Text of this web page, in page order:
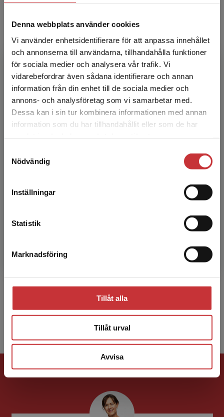
Denna webbplats använder cookies
Vi använder enhetsidentifierare för att anpassa innehållet
och annonserna till användarna, tillhandahålla funktioner
för sociala medier och analysera vår trafik. Vi
vidarebefordrar även sådana identifierare och annan
information från din enhet till de sociala medier och
annons- och analysföretag som vi samarbetar med.
Dessa kan i sin tur kombinera informationen med annan
information som du har tillhandahållit eller som de har
Nödvändig
Inställningar
Statistik
Marknadsföring
Tillåt alla
Tillåt urval
Avvisa
Begränsad fraktregion
Det verkar som att du besöker
studentlitteratur.se via en enhet utanför Sverige.
Vi erbjuder inte leveranser utanför Sverige. För
att kunna slutföra ett köp måste
Stefan Norrthon
Stefan Norrthon är universitetslektor i nordiska
språk vid institutionen för svenska och
flerspråkighet, Stockholms universitet. I sin
Stockholms universitet. Hennes forskning
Förlagskontakt